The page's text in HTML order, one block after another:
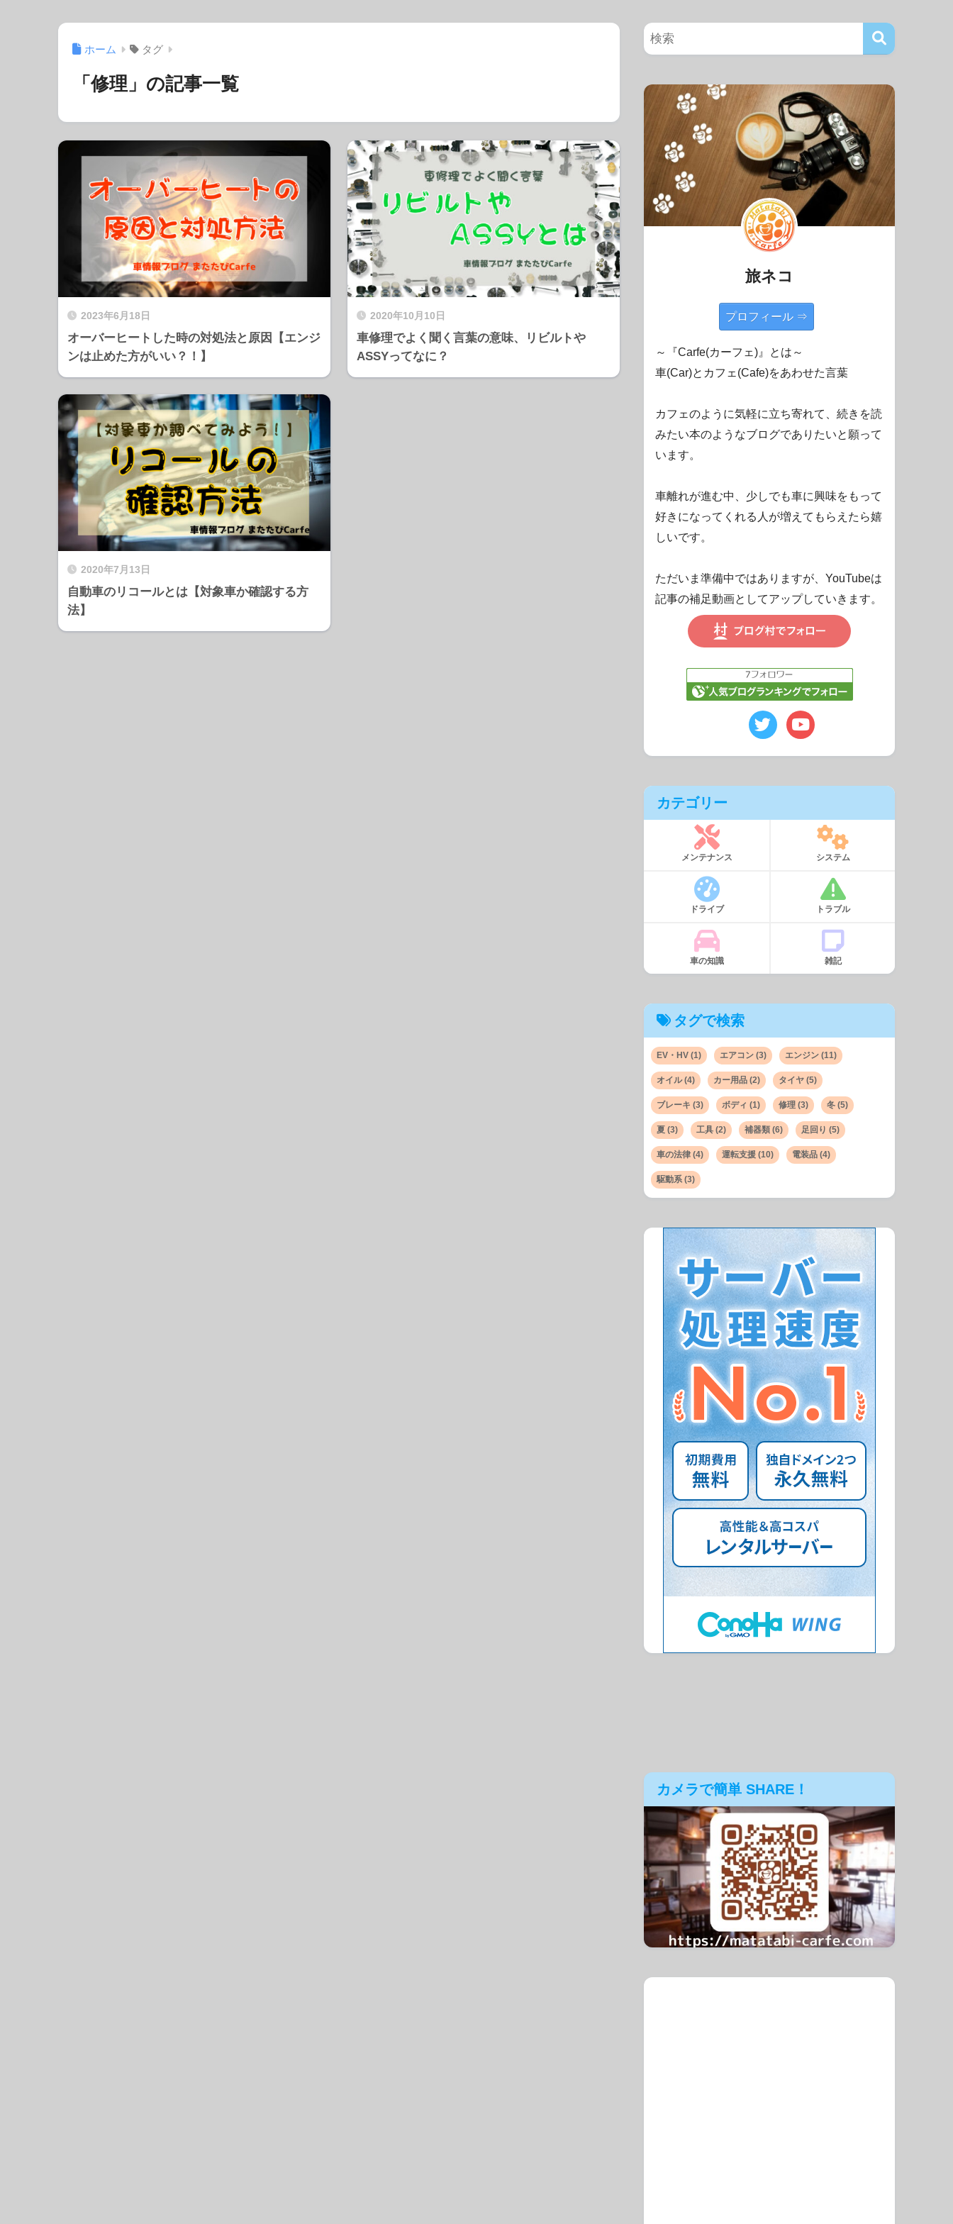
ホーム タグ
「修理」の記事一覧
2023年6月18日
オーバーヒートした時の対処法と原因【エンジ
ンは止めた方がいい？！】
2020年10月10日
車修理でよく聞く言葉の意味、リビルトや
ASSYってなに？
2020年7月13日
自動車のリコールとは【対象車か確認する方
法】
旅ネコ
プロフィール ⇒
～『Carfe(カーフェ)』とは～
車(Car)とカフェ(Cafe)をあわせた言葉
カフェのように気軽に立ち寄れて、続きを読
みたい本のようなブログでありたいと願って
います。
車離れが進む中、少しでも車に興味をもって
好きになってくれる人が増えてもらえたら嬉
しいです。
ただいま準備中ではありますが、YouTubeは
記事の補足動画としてアップしていきます。
カテゴリー
メンテナンス システム
ドライブ トラブル
車の知識 雑記
タグで検索
EV・HV (1) エアコン (3) エンジン (11)
オイル(4) カー用品 (2) タイヤ (5)
ブレーキ (3) ボディ (1) 修理 (3) 冬 (5)
夏 (3) 工具 (2) 補器類 (6) 足回り (5)
車の法律 (4) 運転支援 (10) 電装品 (4)
駆動系 (3)
カメラで簡単 SHARE！